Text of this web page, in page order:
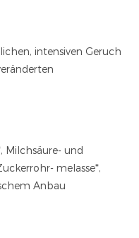
intensiven Geruch
Milchsäure- und
melasse*,
Anbau